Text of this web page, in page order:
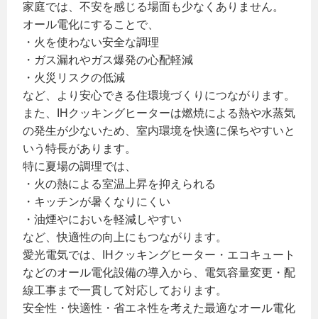
家庭では、不安を感じる場面も少なくありません。
オール電化にすることで、
・火を使わない安全な調理
・ガス漏れやガス爆発の心配軽減
・火災リスクの低減
など、より安心できる住環境づくりにつながります。
また、IHクッキングヒーターは燃焼による熱や水蒸気
の発生が少ないため、室内環境を快適に保ちやすいと
いう特長があります。
特に夏場の調理では、
・火の熱による室温上昇を抑えられる
・キッチンが暑くなりにくい
・油煙やにおいを軽減しやすい
など、快適性の向上にもつながります。
愛光電気では、IHクッキングヒーター・エコキュート
などのオール電化設備の導入から、電気容量変更・配
線工事まで一貫して対応しております。
安全性・快適性・省エネ性を考えた最適なオール電化